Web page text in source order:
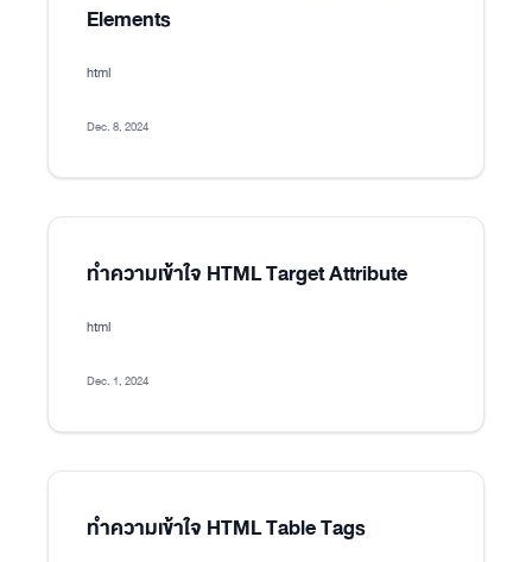
Elements
html
Dec. 8, 2024
ทำความเข้าใจ HTML Target Attribute
html
Dec. 1, 2024
ทำความเข้าใจ HTML Table Tags